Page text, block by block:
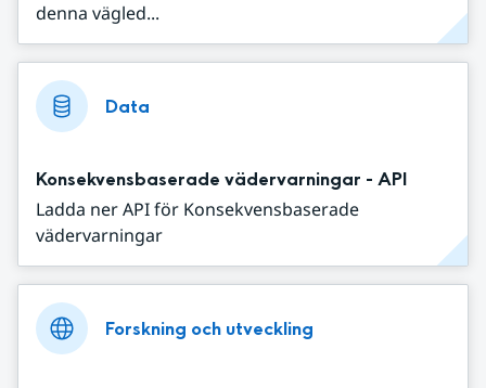
denna vägled...
Data
Konsekvensbaserade vädervarningar - API
Ladda ner API för Konsekvensbaserade
vädervarningar
Forskning och utveckling